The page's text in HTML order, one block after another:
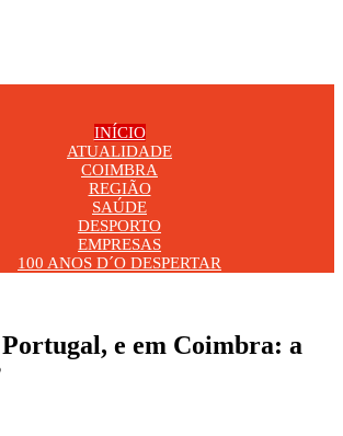
INÍCIO
ATUALIDADE
COIMBRA
REGIÃO
SAÚDE
DESPORTO
EMPRESAS
100 ANOS D´O DESPERTAR
e em Coimbra: a